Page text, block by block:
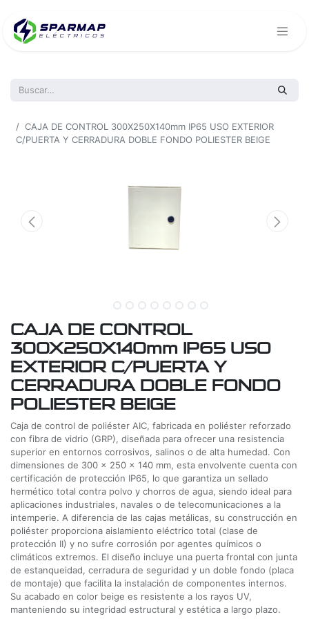
CAJA DE CONTROL 300X250X140mm IP65 USO EXTERIOR
C/PUERTA Y CERRADURA DOBLE FONDO POLIESTER BEIGE
CAJA DE CONTROL
300X250X140mm IP65 USO
EXTERIOR C/PUERTA Y
CERRADURA DOBLE FONDO
POLIESTER BEIGE
Caja de control de poliéster AIC, fabricada en poliéster reforzado
con fibra de vidrio (GRP), diseñada para ofrecer una resistencia
superior en entornos corrosivos, salinos o de alta humedad. Con
dimensiones de 300 x 250 x 140 mm, esta envolvente cuenta con
certificación de protección IP65, lo que garantiza un sellado
hermético total contra polvo y chorros de agua, siendo ideal para
aplicaciones industriales, navales o de telecomunicaciones a la
intemperie. A diferencia de las cajas metálicas, su construcción en
poliéster proporciona aislamiento eléctrico total (clase de
protección II) y no sufre corrosión por agentes químicos o
climáticos extremos. El diseño incluye una puerta frontal con junta
de estanqueidad, cerradura de seguridad y un doble fondo (placa
de montaje) que facilita la instalación de componentes internos.
Su acabado en color beige es resistente a los rayos UV,
manteniendo su integridad estructural y estética a largo plazo.